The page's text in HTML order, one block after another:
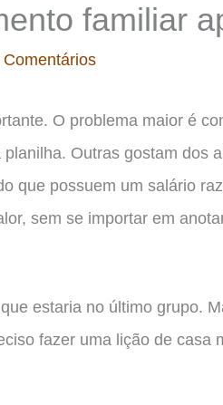
familiar
Comentários
O problema maior é
Outras gostam dos
que possuem um salário
sem se importar em
estaria no último grupo.
fazer uma lição de casa